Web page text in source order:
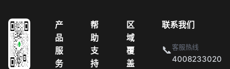
产
品
服
务
帮
助
支
持
区
域
覆
盖
联系我们
📞客服热线
4008233020